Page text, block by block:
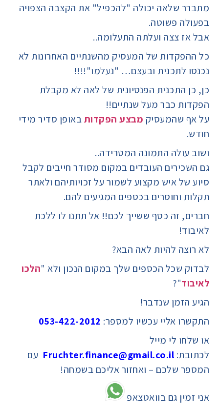
מתברר שלאה יכולה "להכפיל" את הקצבה הצפויה
בפעולה פשוטה.
אבל אז צצה ועלתה התעלומה..
כל ההפקדות של המעסיק מהשנתיים האחרונות לא
נכנסו לתכנית ובעצם… "נעלמו"!!!!
כן, כן התכנית הפנסיונית של לאה לא מקבלת
הפקדות כבר מעל שנתיים!!
על אף שהמעסיק מבצע הפקדותבאופן סדיר מידי
חודש.
ושוב עולה התמונה המטרידה..
גם השכירים העובדים במקום מסודר חייבים לקבל
סיוע של איש מקצוע לשמור על זכויותיהם ולאתר
תקלות וחוסרים בכספים המגיעים להם.
חברים, זה כסף ששייך לכם!! אל תתנו לו ללכת
לאיבוד!
לא רוצה להיות לאה הבא?
לבדוק שכל הכספים שלך במקום הנכון ולא "הלכו
לאיבוד"?
הגיע הזמן שנדבר!
התקשרו אליי עכשיו למספר: 053-422-2012
או שלחו לי מייל
לכתובת: Fruchter.finance@gmail.co.il עם
המספר שלכם – ואחזור אליכם בשמחה!
אני זמין גם בוואטצאפ